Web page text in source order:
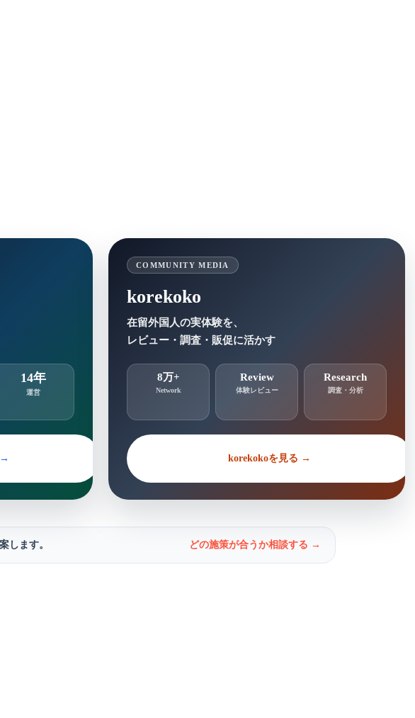
14年
運営
COMMUNITY MEDIA
korekoko
在留外国人の実体験を、
レビュー・調査・販促に活かす
8万+
Network
Review
体験レビュー
Research
調査・分析
korekokoを見る →
します。 どの施策が合うか相談する →